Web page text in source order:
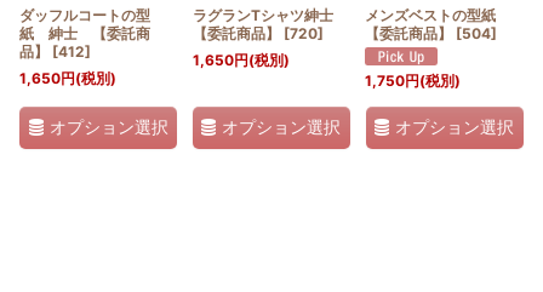
ダッフルコートの型
紙 紳士 【委託商
品】
[412]
1,650円(税別)
オプション選択
ラグランTシャツ紳士
【委託商品】
[720]
1,650円(税別)
オプション選択
メンズベストの型紙
【委託商品】
[504]
1,750円(税別)
オプション選択